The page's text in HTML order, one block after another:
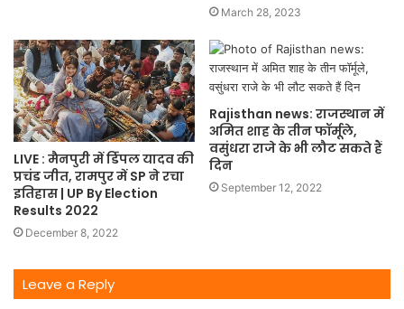
March 28, 2023
LIVE : मैनपुरी में ड‍िंंपल यादव की
प्रचंड जीत, रामपुर में SP ने रचा
इत‍िहास | UP By Election
Results 2022
December 8, 2022
Rajisthan news: राजस्थान में
अमित शाह के तीन फॉर्मूले,
वसुंधरा राजे के भी लौट सकते हैं
दिन
September 12, 2022
Leave a Reply